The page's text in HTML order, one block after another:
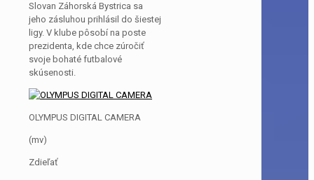
Slovan Záhorská Bystrica sa
jeho zásluhou prihlásil do šiestej
ligy. V klube pôsobí na poste
prezidenta, kde chce zúročiť
svoje bohaté futbalové
skúsenosti.
OLYMPUS DIGITAL CAMERA
(mv)
Zdieľať